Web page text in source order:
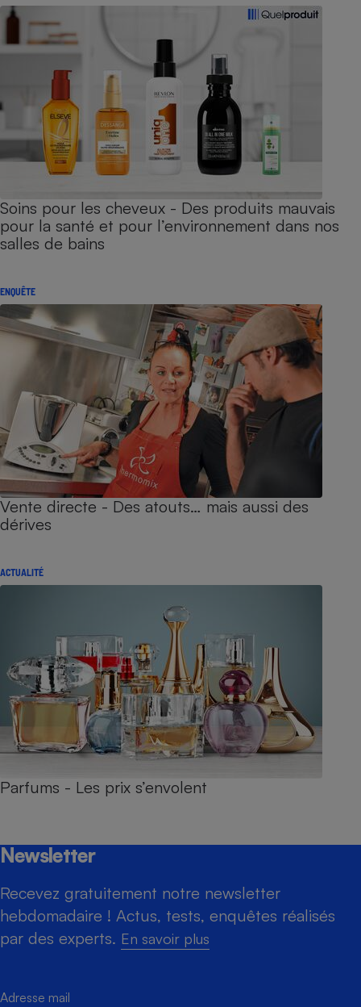
Soins pour les cheveux - Des produits mauvais
pour la santé et pour l’environnement dans nos
salles de bains
ENQUÊTE
Vente directe - Des atouts… mais aussi des
dérives
ACTUALITÉ
Parfums - Les prix s’envolent
Newsletter
Recevez gratuitement notre newsletter
hebdomadaire ! Actus, tests, enquêtes réalisés
par des experts. En savoir plus
Adresse mail